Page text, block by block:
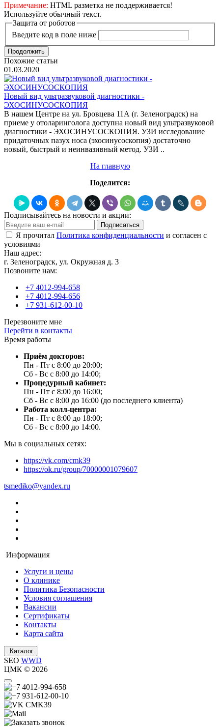
Примечание: HTML разметка не поддерживается!
Используйте обычный текст.
Защита от роботов
Введите код в поле ниже
Продолжить
Похожие статьи
01.03.2020
Новый вид ультразвуковой диагностики -
ЭХОСИНУСОСКОПИЯ
В нашем Центре на ул. Бровцева 11А (г. Зеленоградск) на
приеме у отоларинголога доступна новый вид ультразвуковой
диагностики - ЭХОСИНУСОСКОПИЯ. УЗИ исследование
придаточных пазух носа (эхосинусоскопия) достаточно
новый, быстрый и неинвазивный метод. УЗИ ..
На главную
Поделится:
Подписывайтесь на новости и акции:
Подписаться
Я прочитал Политика конфиденциальности и согласен с
условиями
Наш адрес:
г. Зеленоградск, ул. Окружная д. 3
Позвоните нам:
+7 4012-994-658
+7 4012-994-656
+7 931-612-00-10
Перезвоните мне
Перейти в контакты
Время работы
Приём докторов:
Пн - Пт с 8:00 до 20:00;
Сб - Вс с 8:00 до 14:00;
Процедурный кабинет:
Пн - Пт с 8:00 до 16:00;
Сб - Вс с 8:00 до 16:00 (до последнего клиента)
Работа колл-центра:
Пн - Пт с 8:00 до 18:00;
Сб - Вс с 8:00 до 14:00.
Мы в социальных сетях:
https://vk.com/cmk39
https://ok.ru/group/70000001079607
tsmediko@yandex.ru
Информация
Услуги и цены
О клинике
Политика Безопасности
Условия соглашения
Вакансии
Сертификаты
Контакты
Карта сайта
Каталог
SEO WWD
ЦМК © 2026